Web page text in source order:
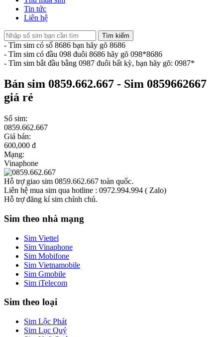
Tin tức
Liên hệ
Tìm kiếm
- Tìm sim có số 8686 bạn hãy gõ 8686
- Tìm sim có đầu 098 đuôi 8686 hãy gõ 098*8686
- Tìm sim bắt đầu bằng 0987 đuôi bất kỳ, bạn hãy gõ: 0987*
Bán sim 0859.662.667 - Sim 0859662667
giá rẻ
Số sim:
0859.662.667
Giá bán:
600,000 đ
Mạng:
Vinaphone
Hỗ trợ giao sim 0859.662.667 toàn quốc.
Liên hệ mua sim qua hotline : 0972.994.994 ( Zalo)
Hỗ trợ đăng kí sim chính chủ.
Sim theo nhà mạng
Sim Viettel
Sim Vinaphone
Sim Mobifone
Sim Vietnamobile
Sim Gmobile
Sim iTelecom
Sim theo loại
Sim Lộc Phát
Sim Lục Quý